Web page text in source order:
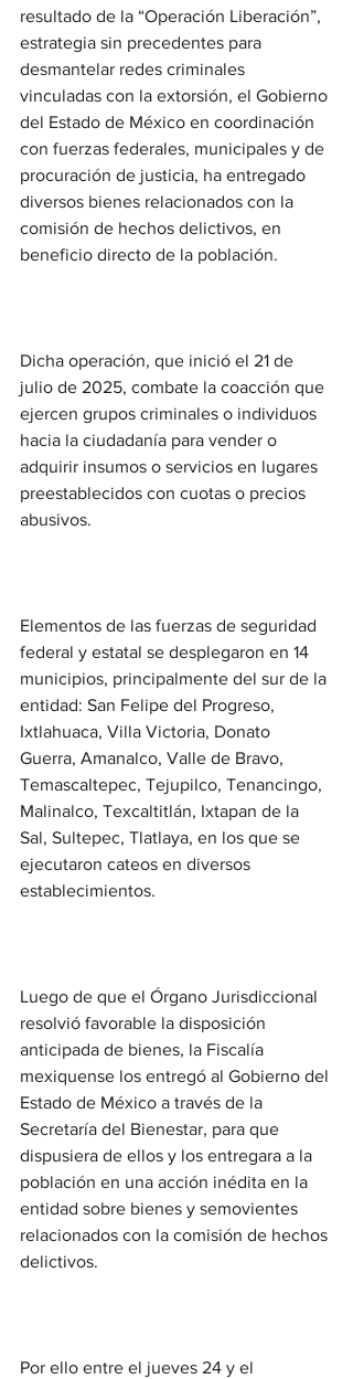
resultado de la “Operación Liberación”,
estrategia sin precedentes para
desmantelar redes criminales
vinculadas con la extorsión, el Gobierno
del Estado de México en coordinación
con fuerzas federales, municipales y de
procuración de justicia, ha entregado
diversos bienes relacionados con la
comisión de hechos delictivos, en
beneficio directo de la población.
Dicha operación, que inició el 21 de
julio de 2025, combate la coacción que
ejercen grupos criminales o individuos
hacia la ciudadanía para vender o
adquirir insumos o servicios en lugares
preestablecidos con cuotas o precios
abusivos.
Elementos de las fuerzas de seguridad
federal y estatal se desplegaron en 14
municipios, principalmente del sur de la
entidad: San Felipe del Progreso,
Ixtlahuaca, Villa Victoria, Donato
Guerra, Amanalco, Valle de Bravo,
Temascaltepec, Tejupilco, Tenancingo,
Malinalco, Texcaltitlán, Ixtapan de la
Sal, Sultepec, Tlatlaya, en los que se
ejecutaron cateos en diversos
establecimientos.
Luego de que el Órgano Jurisdiccional
resolvió favorable la disposición
anticipada de bienes, la Fiscalía
mexiquense los entregó al Gobierno del
Estado de México a través de la
Secretaría del Bienestar, para que
dispusiera de ellos y los entregara a la
población en una acción inédita en la
entidad sobre bienes y semovientes
relacionados con la comisión de hechos
delictivos.
Por ello entre el jueves 24 y el